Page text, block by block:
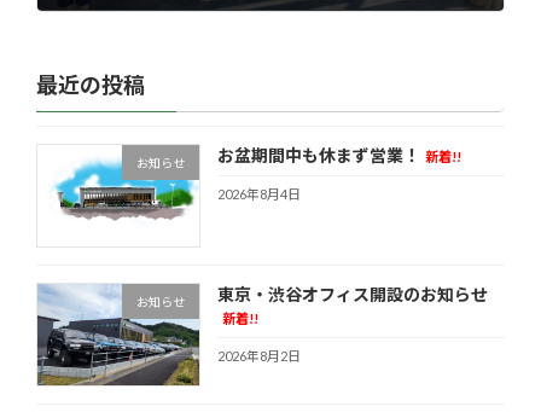
最近の投稿
お知らせ お盆期間中も休まず営業！ 新着!!
2026年8月4日
お知らせ 東京・渋谷オフィス開設のお知らせ
新着!!
2026年8月2日